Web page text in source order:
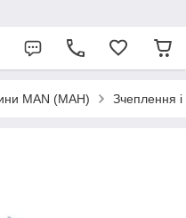
MAN (МАН) Зчеплення і